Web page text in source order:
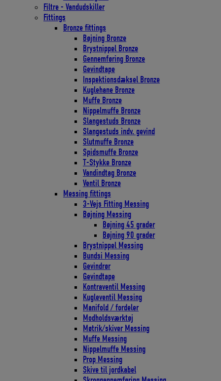
Filtre - Vandudskiller
Fittings
Bronze fittings
Bøjning Bronze
Brystnippel Bronze
Gennemføring Bronze
Gevindtape
Inspektionsdæksel Bronze
Kuglehane Bronze
Muffe Bronze
Nippelmuffe Bronze
Slangestuds Bronze
Slangestuds indv. gevind
Slutmuffe Bronze
Spidsmuffe Bronze
T-Stykke Bronze
Vandindtag Bronze
Ventil Bronze
Messing fittings
3-Vejs Fitting Messing
Bøjning Messing
Bøjning 45 grader
Bøjning 90 grader
Brystnippel Messing
Bundsi Messing
Gevindrør
Gevindtape
Kontraventil Messing
Kugleventil Messing
Manifold / fordeler
Modholdsværktøj
Møtrik/skiver Messing
Muffe Messing
Nippelmuffe Messing
Prop Messing
Skive til jordkabel